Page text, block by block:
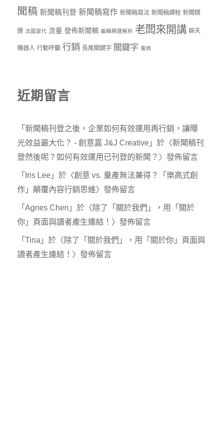
聞稿 新聞稿刊登 新聞稿寫作 新聞稿寫法 新聞稿課程 新聞精
選 法國當代 流量 發佈新聞稿 編輯精選解析 老闆來開講 聊天
機器人 行動呼籲 行銷 長尾關鍵字 關鍵字 電商
近期留言
「 新聞稿刊登之後，企業如何有效運用再行銷，讓曝
光效益最大化？ - 創意嘉 J&J Creative 」於〈新聞稿刊
登然後呢？如何有效運用已刊登的新聞？ 〉發佈留言
「 Iris Lee 」於〈創意 vs. 量產無法兼得？「樂高式創
作」顛覆內容行銷思維〉發佈留言
「 Agnes Chen 」於〈除了「關於我們」，用「關於
你」頁面與讀者產生連結！ 〉發佈留言
「 Tina 」於〈 除了「關於我們」，用「關於你」頁面與
讀者產生連結！ 〉發佈留言